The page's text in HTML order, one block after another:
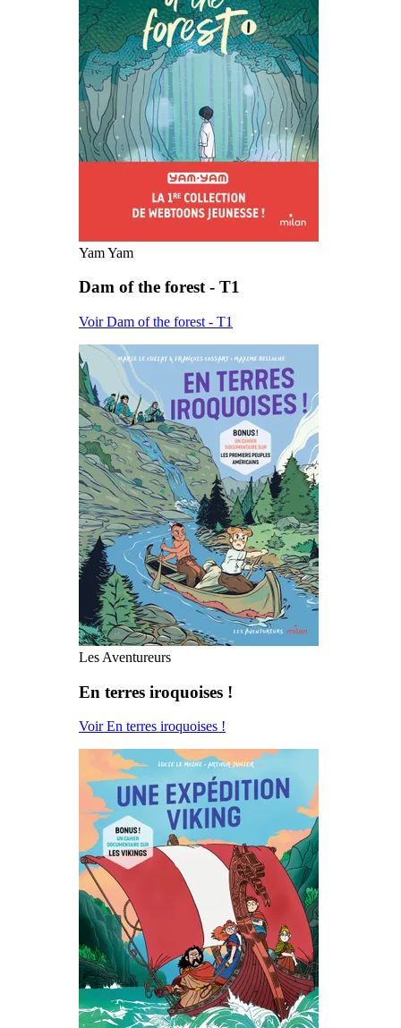
Yam Yam
Dam of the forest - T1
Voir Dam of the forest - T1
Les Aventureurs
En terres iroquoises !
Voir En terres iroquoises !